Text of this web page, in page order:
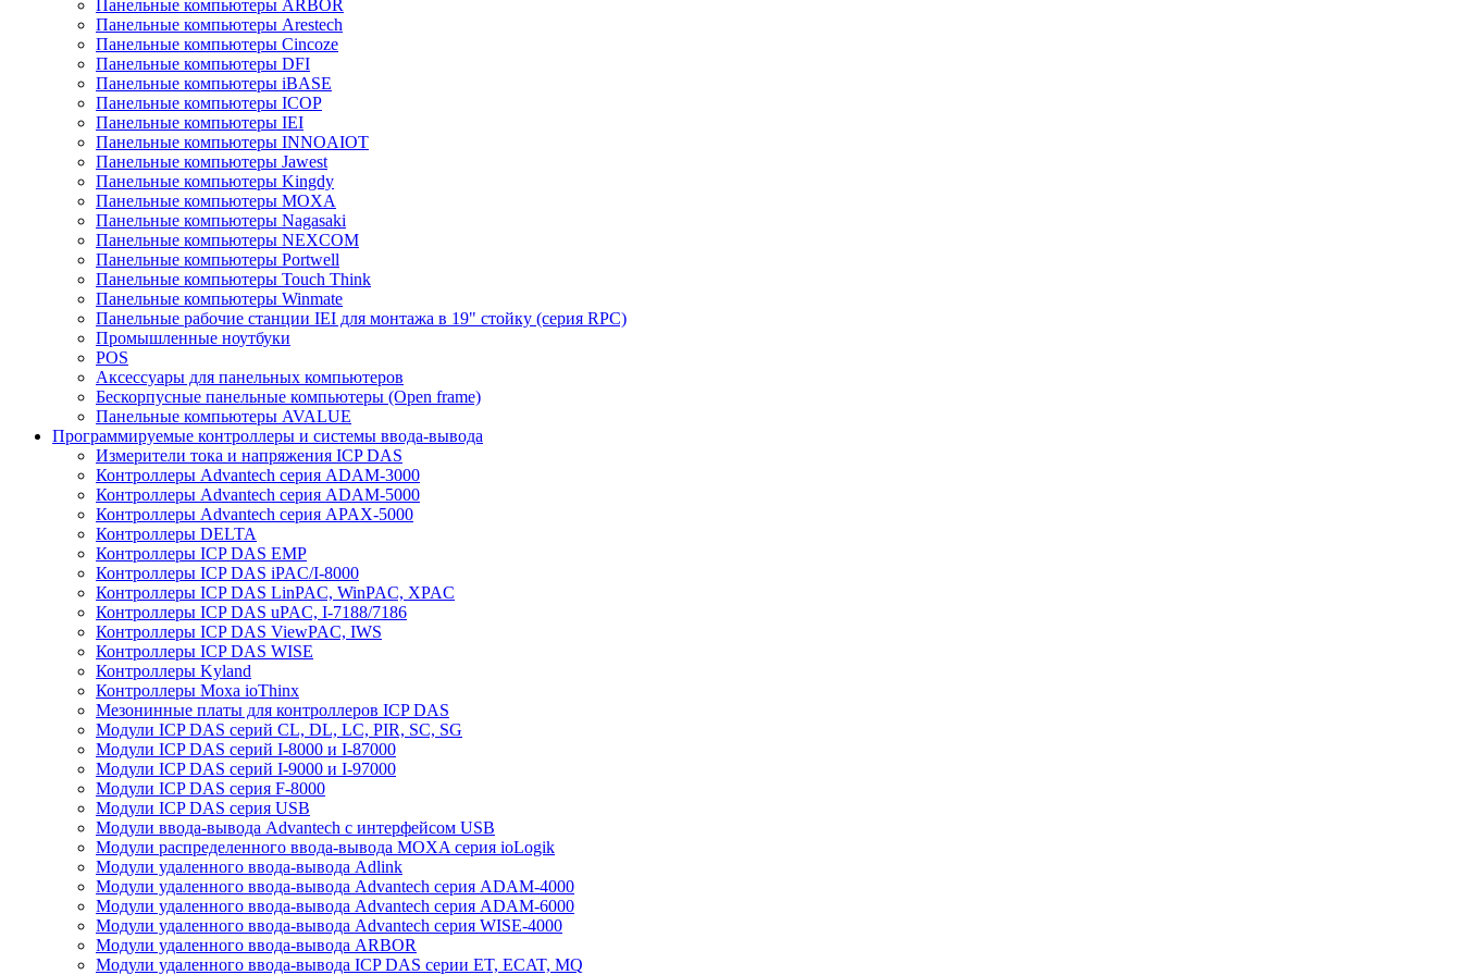
Панельные компьютеры ARBOR
Панельные компьютеры Arestech
Панельные компьютеры Cincoze
Панельные компьютеры DFI
Панельные компьютеры iBASE
Панельные компьютеры ICOP
Панельные компьютеры IEI
Панельные компьютеры INNOAIOT
Панельные компьютеры Jawest
Панельные компьютеры Kingdy
Панельные компьютеры MOXA
Панельные компьютеры Nagasaki
Панельные компьютеры NEXCOM
Панельные компьютеры Portwell
Панельные компьютеры Touch Think
Панельные компьютеры Winmate
Панельные рабочие станции IEI для монтажа в 19" стойку (серия RPC)
Промышленные ноутбуки
POS
Аксессуары для панельных компьютеров
Бескорпусные панельные компьютеры (Open frame)
Панельные компьютеры AVALUE
Программируемые контроллеры и системы ввода-вывода
Измерители тока и напряжения ICP DAS
Контроллеры Advantech серия ADAM-3000
Контроллеры Advantech серия ADAM-5000
Контроллеры Advantech серия APAX-5000
Контроллеры DELTA
Контроллеры ICP DAS EMP
Контроллеры ICP DAS iPAC/I-8000
Контроллеры ICP DAS LinPAC, WinPAC, XPAC
Контроллеры ICP DAS uPAC, I-7188/7186
Контроллеры ICP DAS ViewPAC, IWS
Контроллеры ICP DAS WISE
Контроллеры Kyland
Контроллеры Moxa ioThinx
Мезонинные платы для контроллеров ICP DAS
Модули ICP DAS серий CL, DL, LC, PIR, SC, SG
Модули ICP DAS серий I-8000 и I-87000
Модули ICP DAS серий I-9000 и I-97000
Модули ICP DAS серия F-8000
Модули ICP DAS серия USB
Модули ввода-вывода Advantech с интерфейсом USB
Модули распределенного ввода-вывода MOXA серия ioLogik
Модули удаленного ввода-вывода Adlink
Модули удаленного ввода-вывода Advantech серия ADAM-4000
Модули удаленного ввода-вывода Advantech серия ADAM-6000
Модули удаленного ввода-вывода Advantech серия WISE-4000
Модули удаленного ввода-вывода ARBOR
Модули удаленного ввода-вывода ICP DAS серии ET, ECAT, MQ